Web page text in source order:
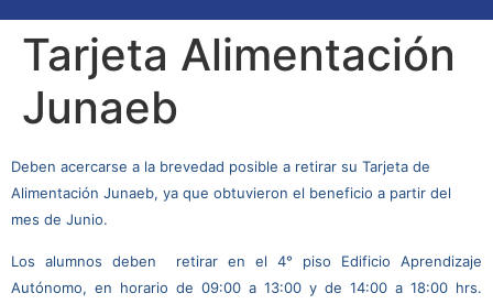
Tarjeta Alimentación
Junaeb
Deben acercarse a la brevedad posible a retirar su Tarjeta de
Alimentación Junaeb, ya que obtuvieron el beneficio a partir del
mes de Junio.
Los alumnos deben retirar en el 4° piso Edificio Aprendizaje
Autónomo, en horario de 09:00 a 13:00 y de 14:00 a 18:00 hrs.